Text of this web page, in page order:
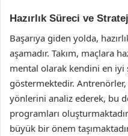
Hazırlık Süreci ve
Başarıya giden yolda,
aşamadır. Takım, maçlara
mental olarak kendini en iyi
göstermektedir. Antrenörler,
yönlerini analiz ederek, bu
programları
büyük bir önem